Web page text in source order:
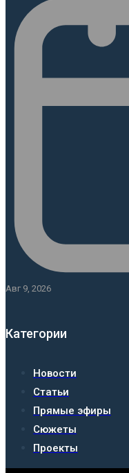
Авг 9, 2026
Категории
Новости
Статьи
Прямые эфиры
Сюжеты
Проекты